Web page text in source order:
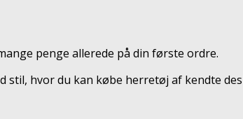
penge allerede på din første ordre.
stil, hvor du kan købe herretøj af kendte